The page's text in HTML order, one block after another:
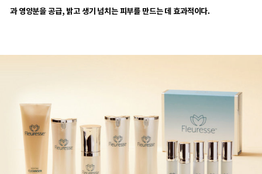
과 영양분을 공급, 밝고 생기 넘치는 피부를 만드는 데 효과적이다.